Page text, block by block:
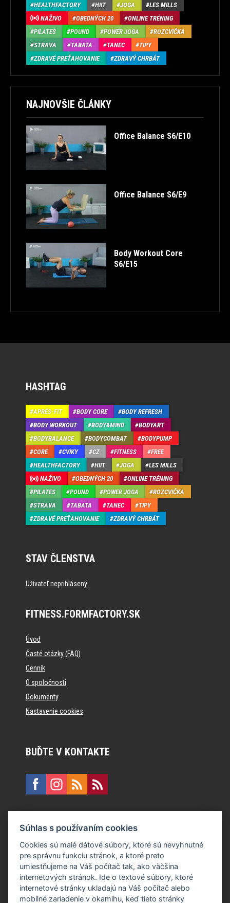
HEALTHFACTORY
HIIT JOGA
LES MILLS
NAŽIVO
OBEDNÝCH 20
ONLINE TRÉNING
PILATES
POUND POWER JOGA
ROZCVIČKA
STRAVA
TABATA TANEC
TIPY
ZDRAVÉ PREŤAHOVANIE
ZDRAVÝ CHRBÁT
NAJNOVŠIE ČLÁNKY
Office Balance S6/E10
Office Balance S6/E9
Body Workout Core
S6/E15
HASHTAG
APRÉS-FIT BODY CORE
BODY REFRESH
BODY WORKOUT
BODY&MIND
BODYART
BODYBALANCE
BODYCOMBAT
BODYPUMP
CORE
CVIKY CZ FITNESS
FREE
HEALTHFACTORY
HIIT JOGA
LES MILLS
NAŽIVO
OBEDNÝCH 20
ONLINE TRÉNING
PILATES
POUND POWER JOGA
ROZCVIČKA
STRAVA
TABATA TANEC
TIPY
ZDRAVÉ PREŤAHOVANIE
ZDRAVÝ CHRBÁT
STAV ČLENSTVA
Užívateľ neprihlásený
FITNESS.FORMFACTORY.SK
Úvod
Časté otázky (FAQ)
Cenník
O spoločnosti
Dokumenty
Nastavenie cookies
BUĎTE V KONTAKTE
E:recepcia@formfactory.sk
Form Factory Slovakia s.r.o., Ružová dolina 480/6, 821 08
Bratislava
Za publikovaný obsah sú zodpovední jednotliví autori.
Súhlas s používaním cookies
Cookies sú malé dátové súbory, ktoré sú nevyhnutné
pre správnu funkciu stránok, a ktoré preto
umiestňujeme na Váš počítač tak, ako väčšina
internetových stránok. Ide o textové súbory, ktoré
internetové stránky ukladajú na Váš počítač alebo
mobilné zariadenie v okamihu, keď tieto stránky